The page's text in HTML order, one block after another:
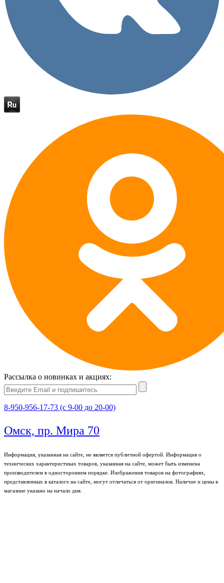
Рассылка о новинках и акциях:
8-950-956-17-73 (с 9-00 до 20-00)
Омск, пр. Мира 70
Информация, указанная на сайте, не является публичной офертой. Информация о
технических характеристиках товаров, указанная на сайте, может быть изменена
производителем в одностороннем порядке. Изображения товаров на фотографиях,
представленных в каталоге на сайте, могут отличаться от оригиналов. Наличие и цены в
магазине указано на начало дня.